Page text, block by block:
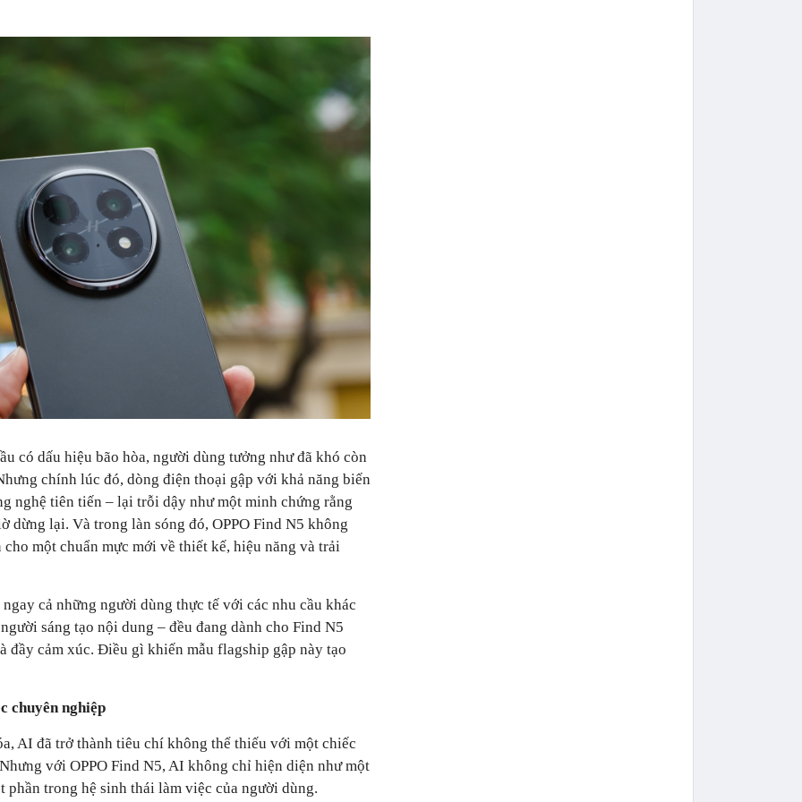
có dấu hiệu bão hòa, người dùng tưởng như đã khó còn
chính lúc đó, dòng điện thoại gập với khả năng biến
nghệ tiên tiến – lại trỗi dậy như một minh chứng rằng
dừng lại. Và trong làn sóng đó, OPPO Find N5 không
một chuẩn mực mới về thiết kế, hiệu năng và trải
cả những người dùng thực tế với các nhu cầu khác
sáng tạo nội dung – đều đang dành cho Find N5
đầy cảm xúc. Điều gì khiến mẫu flagship gập này tạo
chuyên nghiệp
AI đã trở thành tiêu chí không thể thiếu với một chiếc
với OPPO Find N5, AI không chỉ hiện diện như một
phần trong hệ sinh thái làm việc của người dùng.